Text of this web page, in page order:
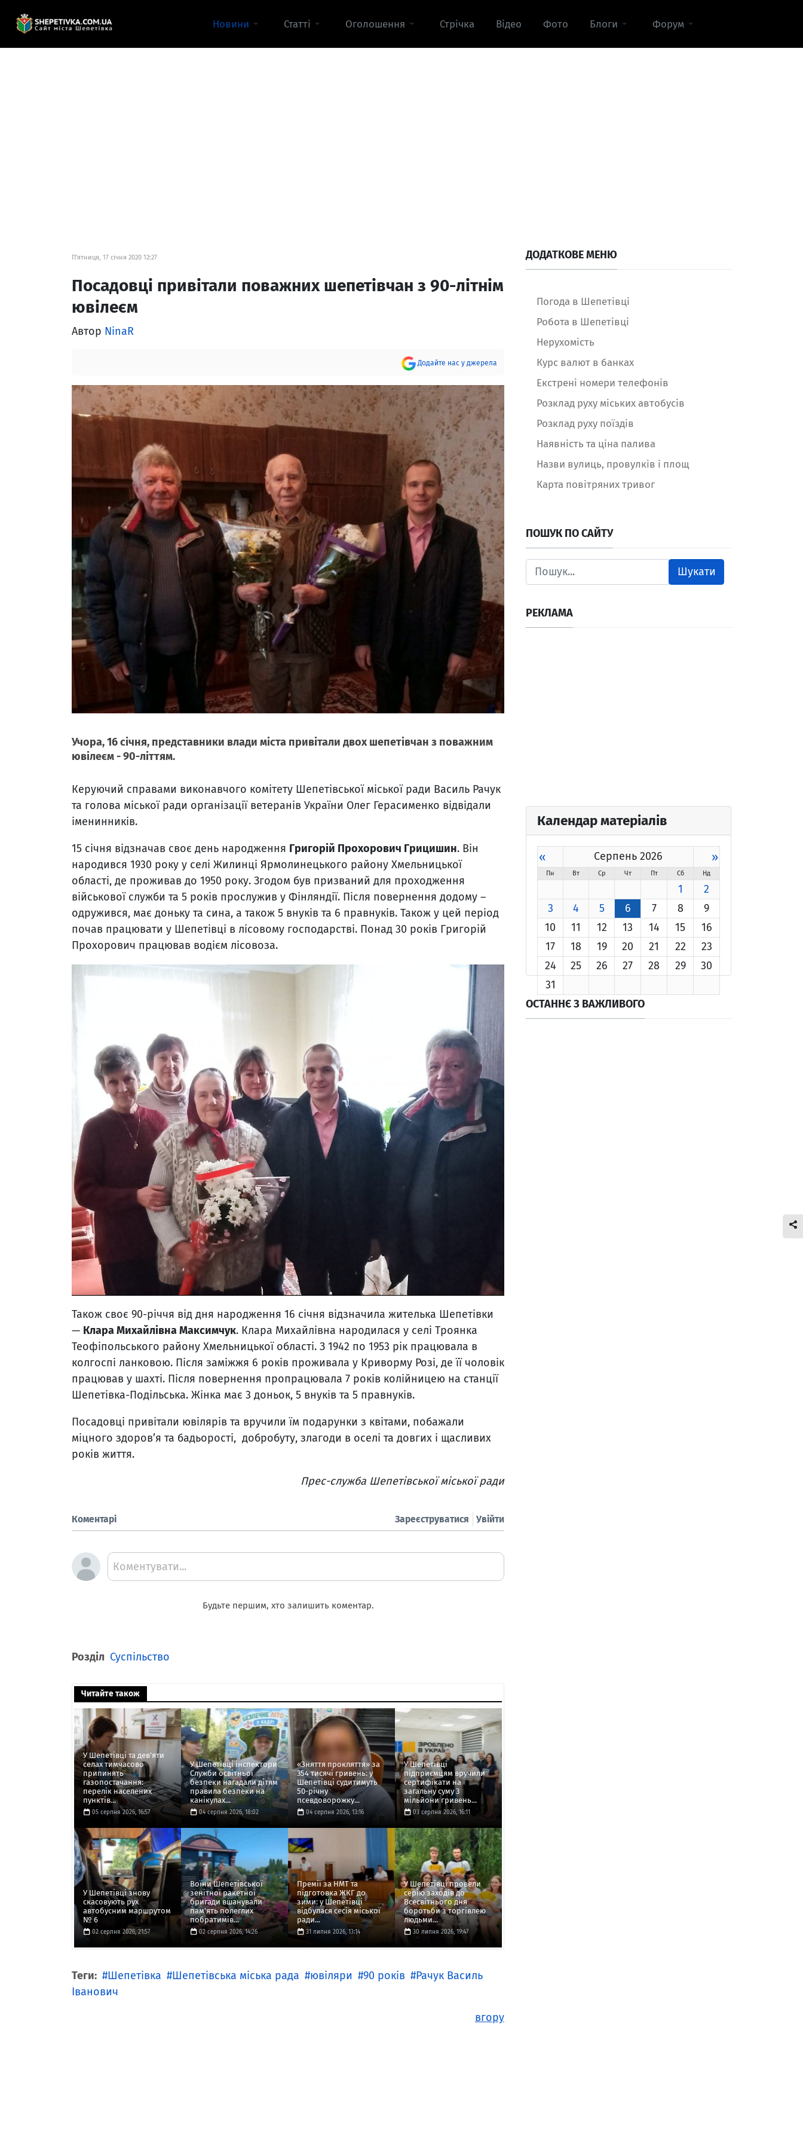
Новини Статті Оголошення Стрічка Відео Фото Блоги Форум
П'ятниця, 17 січня 2020 12:27
Посадовці привітали поважних шепетівчан з 90-літнім
ювілеєм
Автор NinaR
Додайте нас у джерела
Учора, 16 січня, представники влади міста привітали двох шепетівчан з поважним
ювілеєм - 90-літтям.
Керуючий справами виконавчого комітету Шепетівської міської ради Василь Рачук
та голова міської ради організації ветеранів України Олег Герасименко відвідали
іменинників.
15 січня відзначав своє день народження Григорій Прохорович Грицишин. Він
народився 1930 року у селі Жилинці Ярмолинецького району Хмельницької
області, де проживав до 1950 року. Згодом був призваний для проходження
військової служби та 5 років прослужив у Фінляндії. Після повернення додому –
одружився, має доньку та сина, а також 5 внуків та 6 правнуків. Також у цей період
почав працювати у Шепетівці в лісовому господарстві. Понад 30 років Григорій
Прохорович працював водієм лісовоза.
Також своє 90-річчя від дня народження 16 січня відзначила жителька Шепетівки
— Клара Михайлівна Максимчук. Клара Михайлівна народилася у селі Троянка
Теофіпольського району Хмельницької області. З 1942 по 1953 рік працювала в
колгоспі ланковою. Після заміжжя 6 років проживала у Криворму Розі, де її чоловік
працював у шахті. Після повернення пропрацювала 7 років колійницею на станції
Шепетівка-Подільська. Жінка має 3 доньок, 5 внуків та 5 правнуків.
Посадовці привітали ювілярів та вручили їм подарунки з квітами, побажали
міцного здоров’я та бадьорості, добробуту, злагоди в оселі та довгих і щасливих
років життя.
Прес-служба Шепетівської міської ради
Коментарі Увійти
Зареєструватися
Коментувати...
Будьте першим, хто залишить коментар.
Розділ Суспільство
Читайте також
У Шепетівці та дев'яти
селах тимчасово
припинять
газопостачання:
перелік населених
пунктів...
05 серпня 2026, 16:57
У Шепетівці інспектори
Служби освітньої
безпеки нагадали дітям
правила безпеки на
канікулах...
04 серпня 2026, 18:02
«Зняття прокляття» за
354 тисячі гривень: у
Шепетівці судитимуть
50-річну
псевдоворожку...
04 серпня 2026, 13:16
У Шепетівці
підприємцям вручили
сертифікати на
загальну суму 3
мільйони гривень...
03 серпня 2026, 16:11
У Шепетівці знову
скасовують рух
автобусним маршрутом
№ 6
02 серпня 2026, 21:57
Воїни Шепетівської
зенітної ракетної
бригади вшанували
пам'ять полеглих
побратимів...
02 серпня 2026, 14:26
Премії за НМТ та
підготовка ЖКГ до
зими: у Шепетівці
відбулася сесія міської
ради...
31 липня 2026, 13:14
У Шепетівці провели
серію заходів до
Всесвітнього дня
боротьби з торгівлею
людьми...
30 липня 2026, 19:47
Теги: Шепетівка Шепетівська міська рада ювіляри 90 років
Рачук Василь
Іванович
вгору
ДОДАТКОВЕ МЕНЮ
Погода в Шепетівці
Робота в Шепетівці
Нерухомість
Курс валют в банках
Екстрені номери телефонів
Розклад руху міських автобусів
Розклад руху поїздів
Наявність та ціна палива
Назви вулиць, провулків і площ
Карта повітряних тривог
ПОШУК ПО САЙТУ
Шукати
РЕКЛАМА
Календар матеріалів
« Серпень 2026 »
Пн Вт Ср Чт Пт Сб Нд
1
2
3
4 5 6 7 8
9
10
11 12 13 14 15
16
17
18 19 20 21 22
23
24
25 26 27 28 29
30
31
ОСТАННЄ З ВАЖЛИВОГО